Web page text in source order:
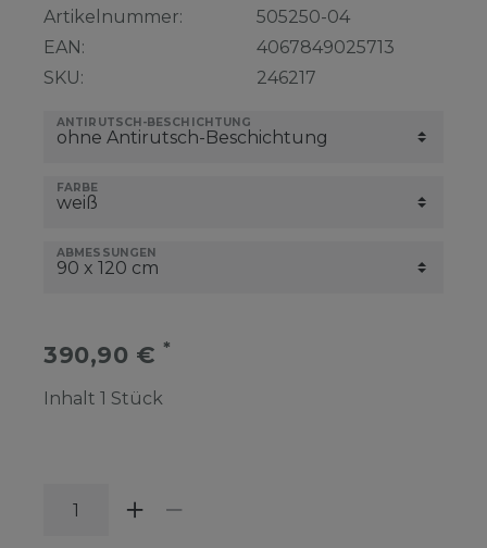
Artikelnummer:
EAN:
SKU:
505250-04
4067849025713
246217
ANTIRUTSCH-BESCHICHTUNG
FARBE
ABMESSUNGEN
390,90 € *
Inhalt 1 Stück